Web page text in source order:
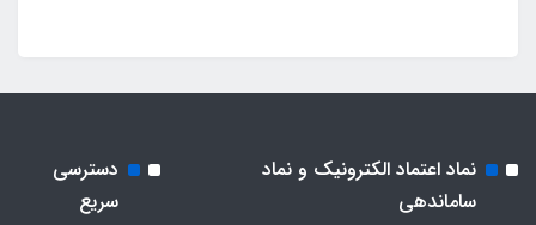
نماد اعتماد الکترونیک و نماد
ساماندهی
دسترسی
سریع